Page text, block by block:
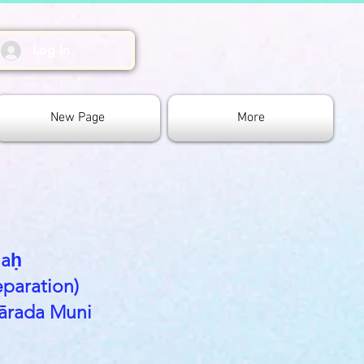
New Page More
Muni